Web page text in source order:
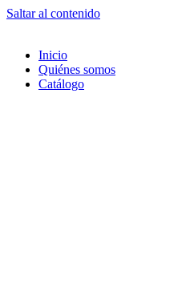
Saltar al contenido
Inicio
Quiénes somos
Catálogo